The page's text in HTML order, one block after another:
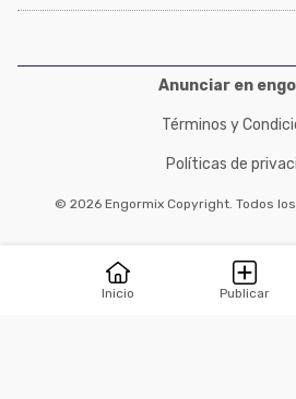
Inicio Publicar
Anunciar en
Términos y
Políticas de
© 2026 Engormix Copyright. Todos